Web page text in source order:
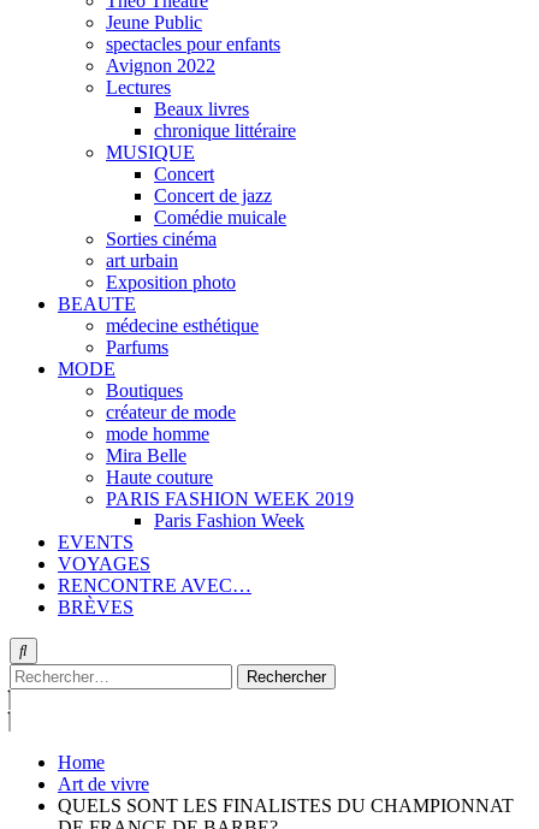
Jeune Public
spectacles pour enfants
Avignon 2022
Lectures
Beaux livres
chronique littéraire
MUSIQUE
Concert
Concert de jazz
Comédie muicale
Sorties cinéma
art urbain
Exposition photo
BEAUTE
médecine esthétique
Parfums
MODE
Boutiques
créateur de mode
mode homme
Mira Belle
Haute couture
PARIS FASHION WEEK 2019
Paris Fashion Week
EVENTS
VOYAGES
RENCONTRE AVEC…
BRÈVES
Rechercher :
Home
Art de vivre
QUELS SONT LES FINALISTES DU CHAMPIONNAT